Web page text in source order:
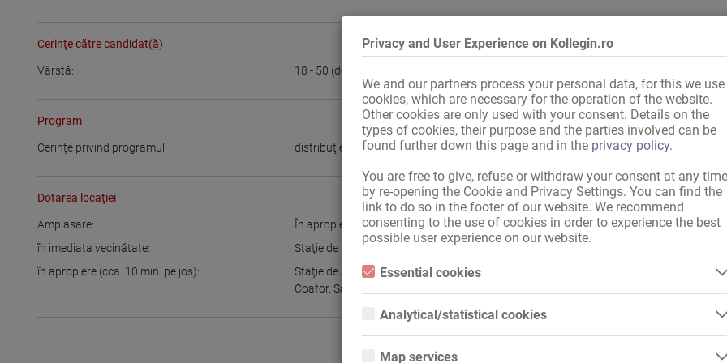
Privacy and User Experience on Kollegin.ro
We and our partners process your personal data, for this we use
cookies, which are necessary for the operation of the website.
Other cookies are only used with your consent. Details on the
types of cookies, their purpose and the parties involved can be
found further down this page and in the privacy policy.
You are free to give, refuse or withdraw your consent at any time
by re-opening the Cookie and Privacy Settings. You can find the
link to do so in the footer of our website. We recommend
consenting to the use of cookies in order to experience the best
possible user experience on our website.
Essential cookies
Essential cookies are all cookies necessary for the operation of the
properly without these cookies.
Analytical/statistical cookies
Analytical or statistical cookies are cookies that are used to analyze
website owners understand how visitors interact with websites by
Map services
Cerinţe către candidat(ă)
Vârstă: 18 - 50 (de) ani
Program
Cerinţe privind programul: distribuţie flexibilă a timpului de lucru
Dotarea locaţiei
Amplasare: În apropierea gării,pe ieşirea de pe autostradă
în imediata vecinătate:
Staţie de tramvai Coafor
în apropiere (cca. 10 min. pe jos):
Staţie de autobuz,Metrou / tren rapid
Coafor,Salon de unghii